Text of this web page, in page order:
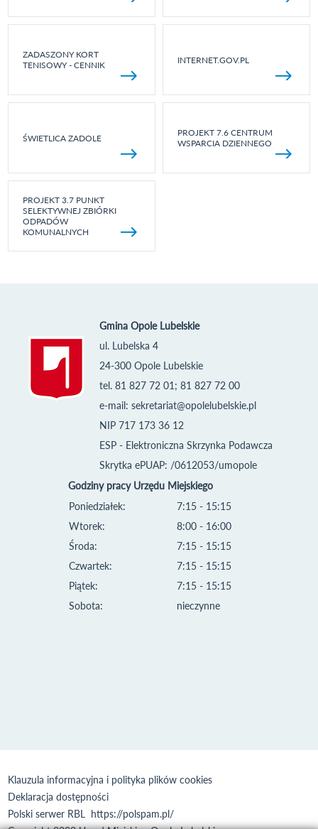
ZADASZONY KORT
TENISOWY - CENNIK
INTERNET.GOV.PL
ŚWIETLICA ZADOLE
PROJEKT 7.6 CENTRUM
WSPARCIA DZIENNEGO
PROJEKT 3.7 PUNKT
SELEKTYWNEJ ZBIÓRKI
ODPADÓW
KOMUNALNYCH
Gmina Opole Lubelskie
ul. Lubelska 4
24-300 Opole Lubelskie
tel. 81 827 72 01; 81 827 72 00
e-mail: sekretariat@opolelubelskie.pl
NIP 717 173 36 12
ESP - Elektroniczna Skrzynka Podawcza
Skrytka ePUAP: /0612053/umopole
Godziny pracy Urzędu Miejskiego
Poniedziałek:
Wtorek:
Środa:
Czwartek:
Piątek:
Sobota:
7:15 - 15:15
8:00 - 16:00
7:15 - 15:15
7:15 - 15:15
7:15 - 15:15
nieczynne
Klauzula informacyjna i polityka plików cookies
Deklaracja dostępności
Polski serwer RBL https://polspam.pl/